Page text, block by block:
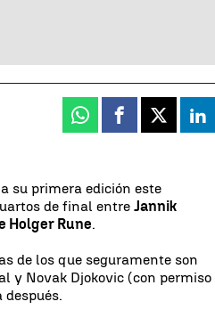
Whatsapp
Facebook
X
su primera edición este
de final entreJannik
Holger Rune.
de los que seguramente son
y Novak Djokovic (con permiso
después.